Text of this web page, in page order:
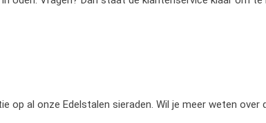
op al onze Edelstalen sieraden. Wil je meer weten over